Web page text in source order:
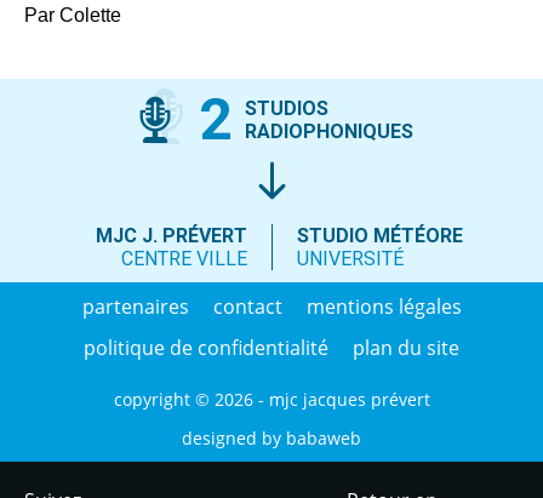
Par Colette
2
STUDIOS
RADIOPHONIQUES
MJC J. PRÉVERT
CENTRE VILLE
STUDIO MÉTÉORE
UNIVERSITÉ
partenaires contact
mentions légales
politique de confidentialité
plan du site
copyright © 2026 - mjc jacques prévert
designed by babaweb